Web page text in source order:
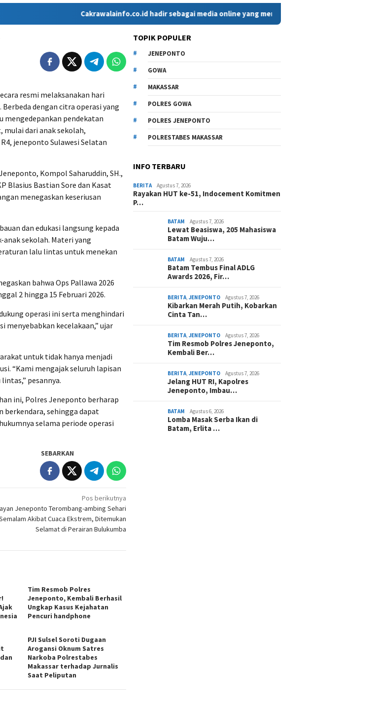
Cakrawalainfo.co.id hadir sebagai media online yang menyajikan berita cepat, faktual, dan
resmi melaksanakan hari
dengan citra operasi yang
mengedepankan pendekatan
mulai dari anak sekolah,
jeneponto Sulawesi Selatan
Kompol Saharuddin, SH.,
Blasius Bastian Sore dan Kasat
menegaskan keseriusan
dan edukasi langsung kepada
sekolah. Materi yang
lalu lintas untuk menekan
bahwa Ops Pallawa 2026
2 hingga 15 Februari 2026.
operasi ini serta menghindari
menyebabkan kecelakaan,” ujar
untuk tidak hanya menjadi
“Kami mengajak seluruh lapisan
pesannya.
ini, Polres Jeneponto berharap
berkendara, sehingga dapat
selama periode operasi
SEBARKAN
Pos berikutnya
Jeneponto Terombang-ambing Sehari
Akibat Cuaca Ekstrem, Ditemukan
Selamat di Perairan Bulukumba
Tim Resmob Polres
Jeneponto, Kembali Berhasil
Ungkap Kasus Kejahatan
Pencuri handphone
PJI Sulsel Soroti Dugaan
Arogansi Oknum Satres
Narkoba Polrestabes
Makassar terhadap Jurnalis
Saat Peliputan
TOPIK POPULER
JENEPONTO
GOWA
MAKASSAR
POLRES GOWA
POLRES JENEPONTO
POLRESTABES MAKASSAR
INFO TERBARU
BERITA Agustus 7, 2026
Rayakan HUT ke-51, Indocement Komitmen
P…
BATAM Agustus 7, 2026
Lewat Beasiswa, 205 Mahasiswa
Batam Wuju…
BATAM Agustus 7, 2026
Batam Tembus Final ADLG
Awards 2026, Fir…
BERITA,JENEPONTO Agustus 7, 2026
Kibarkan Merah Putih, Kobarkan
Cinta Tan…
BERITA,JENEPONTO Agustus 7, 2026
Tim Resmob Polres Jeneponto,
Kembali Ber…
BERITA,JENEPONTO Agustus 7, 2026
Jelang HUT RI, Kapolres
Jeneponto, Imbau…
BATAM Agustus 6, 2026
Lomba Masak Serba Ikan di
Batam, Erlita …